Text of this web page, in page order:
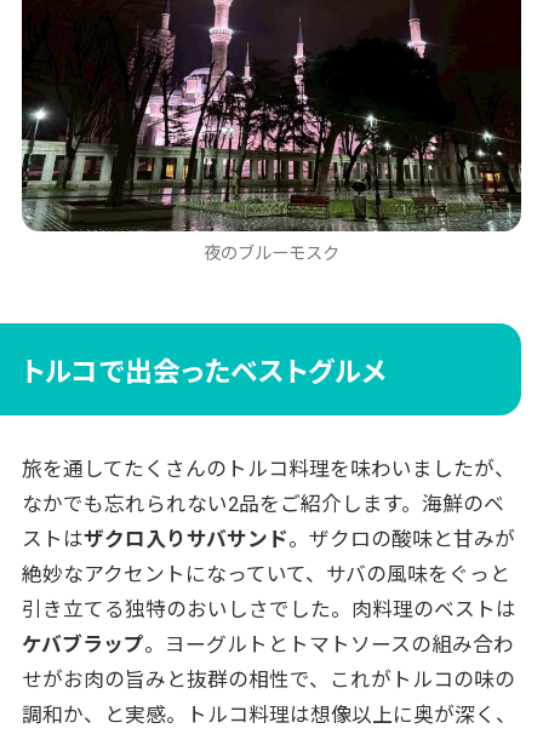
夜のブルーモスク
トルコで出会ったベストグルメ
旅を通してたくさんのトルコ料理を味わいましたが、
なかでも忘れられない2品をご紹介します。海鮮のベ
ストはザクロ入りサバサンド。ザクロの酸味と甘みが
絶妙なアクセントになっていて、サバの風味をぐっと
引き立てる独特のおいしさでした。肉料理のベストは
ケバブラップ。ヨーグルトとトマトソースの組み合わ
せがお肉の旨みと抜群の相性で、これがトルコの味の
調和か、と実感。トルコ料理は想像以上に奥が深く、